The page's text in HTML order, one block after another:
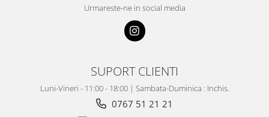
Urmareste-ne in social media
SUPORT CLIENTI
Luni-Vineri - 11:00 - 18:00 | Sambata-Duminica : Inchis.
0767 51 21 21